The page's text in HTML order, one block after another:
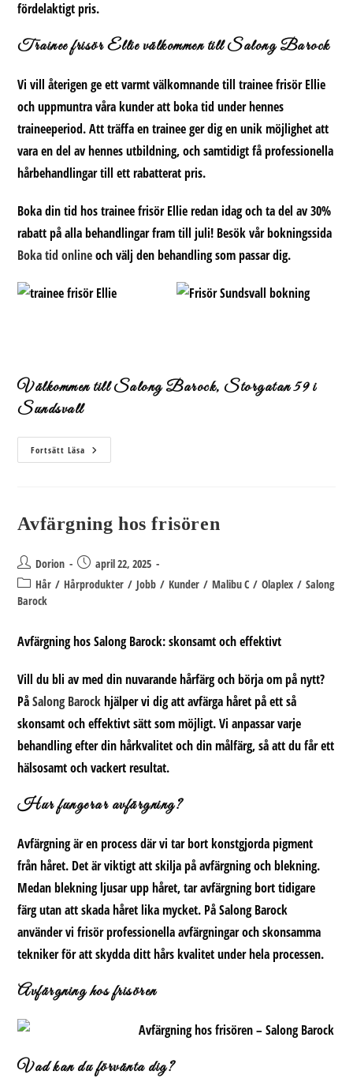
fördelaktigt pris.
Trainee frisör Ellie välkommen till Salong Barock
Vi vill återigen ge ett varmt välkomnande tilltrainee frisör Ellie
och uppmuntra våra kunder att boka tid under hennes
traineeperiod. Att träffa en trainee ger dig en unik möjlighet att
vara en del av hennes utbildning, och samtidigt få professionella
hårbehandlingar till ett rabatterat pris.
Boka din tid hostrainee frisör Ellieredan idag och ta del av 30%
rabatt på alla behandlingar fram till juli! Besök vår bokningssida
Boka tid onlineoch välj den behandling som passar dig.
Välkommen till Salong Barock, Storgatan 59 i
Sundsvall
Fortsätt Läsa Trainee
Frisör
Avfärgning hos frisören
Inläggsförfattare:
Dorion
Inlägget
publicerat:
april 22, 2025
Inläggskategori:
Hår / Hårprodukter / Jobb / Kunder / Malibu C / Olaplex / Salong
Barock
Avfärgning hos Salong Barock: skonsamt och effektivt
Vill du bli av med din nuvarande hårfärg och börja om på nytt?
PåSalong Barockhjälper vi dig att avfärga håret på ett så
skonsamt och effektivt sätt som möjligt. Vi anpassar varje
behandling efter din hårkvalitet och din målfärg, så att du får ett
hälsosamt och vackert resultat.
Hur fungerar avfärgning?
Avfärgning är en process där vi tar bort konstgjorda pigment
från håret. Det är viktigt att skilja på avfärgning och blekning.
Medan blekning ljusar upp håret, tar avfärgning bort tidigare
färg utan att skada håret lika mycket. På Salong Barock
använder vi frisör professionella avfärgningar och skonsamma
tekniker för att skydda ditt hårs kvalitet under hela processen.
Avfärgning hos frisören
Vad kan du förvänta dig?